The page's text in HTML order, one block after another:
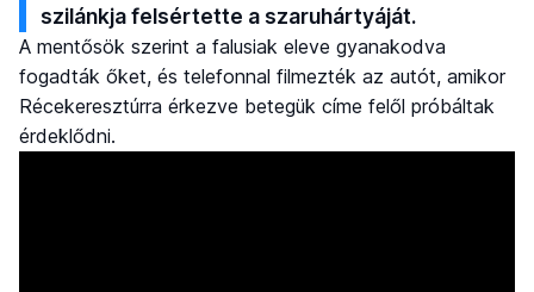
szilánkja felsértette a szaruhártyáját.
A mentősök szerint a falusiak eleve gyanakodva
fogadták őket, és telefonnal filmezték az autót, amikor
Récekeresztúrra érkezve betegük címe felől próbáltak
érdeklődni.